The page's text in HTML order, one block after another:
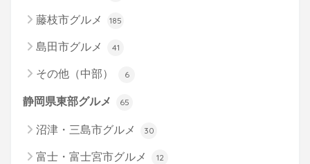
藤枝市グルメ 185
島田市グルメ 41
その他（中部） 6
静岡県東部グルメ 65
沼津・三島市グルメ 30
富士・富士宮市グルメ 12